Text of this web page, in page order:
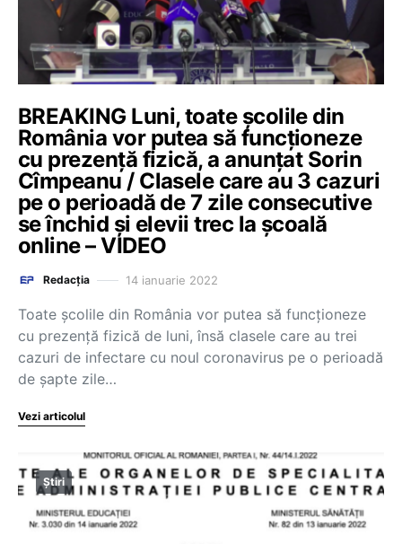
BREAKING Luni, toate școlile din
România vor putea să funcționeze
cu prezență fizică, a anunțat Sorin
Cîmpeanu / Clasele care au 3 cazuri
pe o perioadă de 7 zile consecutive
se închid și elevii trec la școală
online – VIDEO
Redacția 14 ianuarie 2022
Toate școlile din România vor putea să funcționeze
cu prezență fizică de luni, însă clasele care au trei
cazuri de infectare cu noul coronavirus pe o perioadă
de șapte zile…
Vezi articolul
Știri